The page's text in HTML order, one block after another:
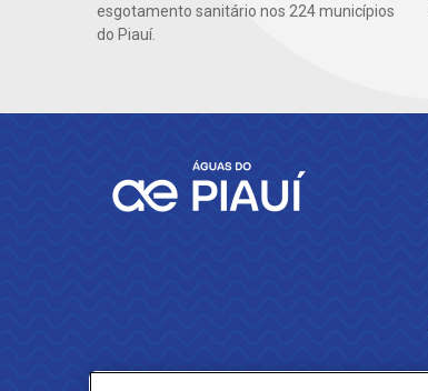
esgotamento sanitário nos 224 municípios
do Piauí.